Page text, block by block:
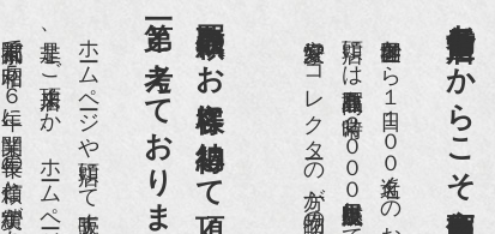
店頭には買取商品を常時２０００点以上展示販売しており、
第一と考えております。